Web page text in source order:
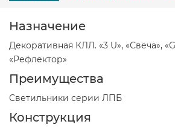
Назначение
Декоративная КЛЛ. «3 U», «Свеча»,
«Рефлектор»
Преимущества
Светильники серии ЛПБ
Конструкция